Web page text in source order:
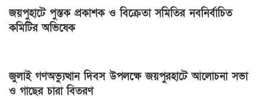
জয়পুহাটে পুস্তক প্রকাশক ও বিক্রেতা সমিতির নবনির্বাচিত
কমিটির অভিষেক
জুলাই গণঅভ্যুত্থান দিবস উপলক্ষে জয়পুরহাটে আলোচনা সভা
ও গাছের চারা বিতরণ